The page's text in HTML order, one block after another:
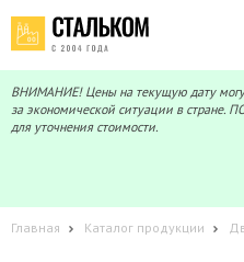
ВНИМАНИЕ! Цены на текущую дату
за экономической ситуации в стране.
для уточнения стоимости.
Главная Каталог продукции
Telegram
Max